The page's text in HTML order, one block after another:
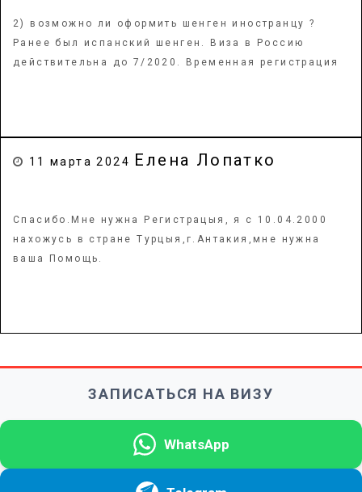
2) возможно ли оформить шенген иностранцу ?
Ранее был испанский шенген. Виза в Россию
действительна до 7/2020. Временная регистрация
11 марта 2024 Елена Лопатко
Спасибо.Мне нужна Регистрацыя, я с 10.04.2000
нахожусь в стране Турцыя,г.Антакия,мне нужна
ваша Помощь.
ЗАПИСАТЬСЯ НА ВИЗУ
WhatsApp